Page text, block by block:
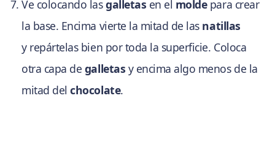
Ve colocando lasgalletas en el moldepara crear
la base. Encima vierte la mitad de las natillas
y repártelas bien por toda la superficie. Coloca
otra capa de galletas y encima algo menos de la
mitad delchocolate.